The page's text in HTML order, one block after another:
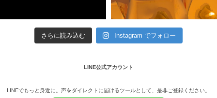
さらに読み込む Instagram でフォロー
LINE公式アカウント
LINEでもっと身近に。声をダイレクトに届けるツールとして、是非ご登録ください。